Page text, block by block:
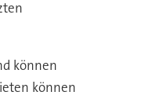
können
können